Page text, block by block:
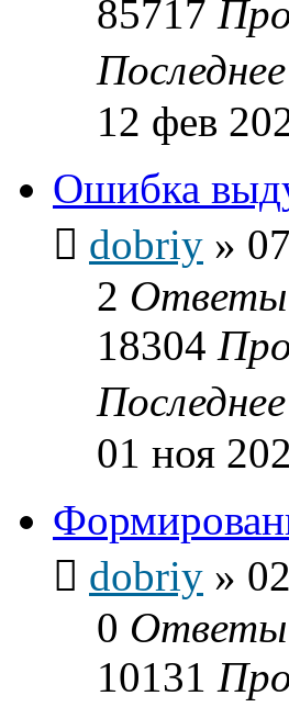
85717
12 фев
Ошибка
dobriy »
2 Ответы
18304
01 ноя
dobriy »
0 Ответы
10131